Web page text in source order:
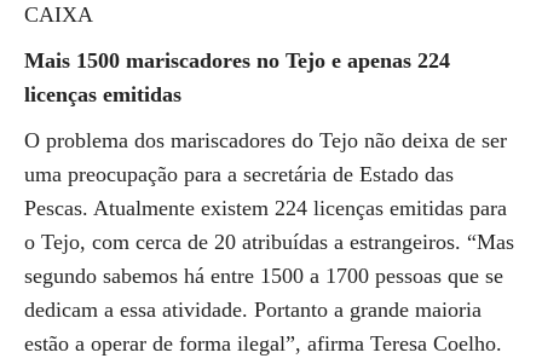
CAIXA
Mais 1500 mariscadores no Tejo e apenas 224
licenças emitidas
O problema dos mariscadores do Tejo não deixa de ser
uma preocupação para a secretária de Estado das
Pescas. Atualmente existem 224 licenças emitidas para
o Tejo, com cerca de 20 atribuídas a estrangeiros. “Mas
segundo sabemos há entre 1500 a 1700 pessoas que se
dedicam a essa atividade. Portanto a grande maioria
estão a operar de forma ilegal”, afirma Teresa Coelho.